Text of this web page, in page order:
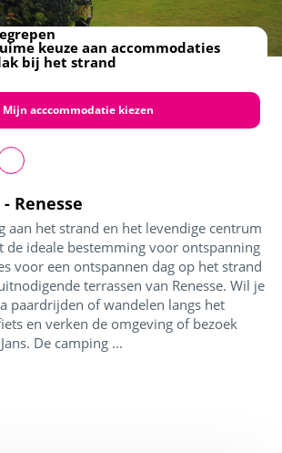
hele familie
Renesse
aan het strand en het levendige centrum
de ideale bestemming voor ontspanning
voor een ontspannen dag op het strand
terrassen van Renesse. Wil je
paardrijden of wandelen langs het
en verken de omgeving of bezoek
De camping ...
keuze aan accommodaties
bij het strand
Mijn acccommodatie kiezen